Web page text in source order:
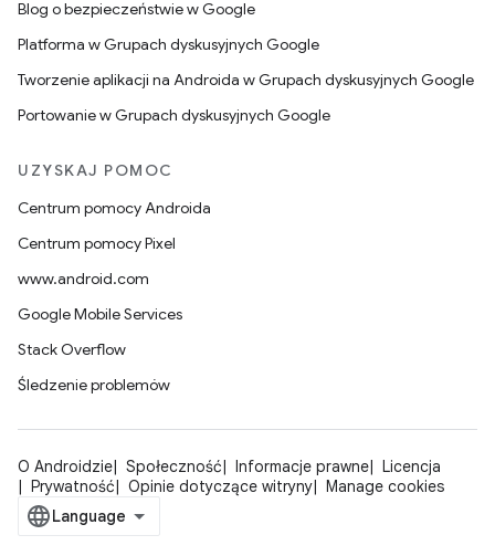
Blog o bezpieczeństwie w Google
Platforma w Grupach dyskusyjnych Google
Tworzenie aplikacji na Androida w Grupach dyskusyjnych Google
Portowanie w Grupach dyskusyjnych Google
UZYSKAJ POMOC
Centrum pomocy Androida
Centrum pomocy Pixel
www.android.com
Google Mobile Services
Stack Overflow
Śledzenie problemów
O Androidzie Społeczność Informacje prawne
Licencja
Prywatność
Opinie dotyczące witryny Manage cookies